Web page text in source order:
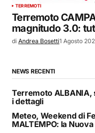
TERREMOTI
Terremoto
magnitudo 3.0:
di Andrea Bosetti1 Agosto
NEWS RECENTI
Terremoto ALBANIA,
i dettagli
Meteo, Weekend di
MALTEMPO: la